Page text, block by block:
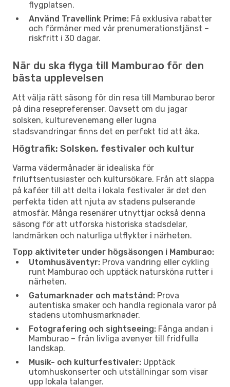
flygplatsen.
Använd Travellink Prime: Få exklusiva rabatter
och förmåner med vår prenumerationstjänst –
riskfritt i 30 dagar.
När du ska flyga till Mamburao för den
bästa upplevelsen
Att välja rätt säsong för din resa till Mamburao beror
på dina resepreferenser. Oavsett om du jagar
solsken, kulturevenemang eller lugna
stadsvandringar finns det en perfekt tid att åka.
Högtrafik: Solsken, festivaler och kultur
Varma vädermånader är idealiska för
friluftsentusiaster och kultursökare. Från att slappa
på kaféer till att delta i lokala festivaler är det den
perfekta tiden att njuta av stadens pulserande
atmosfär. Många resenärer utnyttjar också denna
säsong för att utforska historiska stadsdelar,
landmärken och naturliga utflykter i närheten.
Topp aktiviteter under högsäsongen i Mamburao:
Utomhusäventyr: Prova vandring eller cykling
runt Mamburao och upptäck natursköna rutter i
närheten.
Gatumarknader och matstånd: Prova
autentiska smaker och handla regionala varor på
stadens utomhusmarknader.
Fotografering och sightseeing: Fånga andan i
Mamburao – från livliga avenyer till fridfulla
landskap.
Musik- och kulturfestivaler: Upptäck
utomhuskonserter och utställningar som visar
upp lokala talanger.